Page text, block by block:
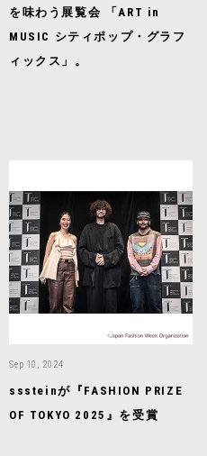
を味わう展覧会 「ART in
MUSIC シティポップ・グラフ
ィックス」。
Sep 10, 2024
sssteinが『FASHION PRIZE
OF TOKYO 2025』を受賞